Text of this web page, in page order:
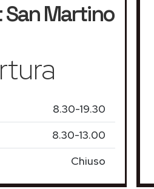
San Martino
8.30-19.30
8.30-13.00
Chiuso